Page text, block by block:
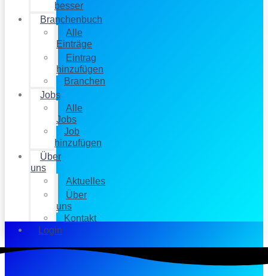
besser
Branchenbuch
Alle
Einträge
Eintrag
hinzufügen
Branchen
Jobs
Alle
Jobs
Job
hinzufügen
Über
uns
Aktuelles
Über
uns
Kontakt
Login